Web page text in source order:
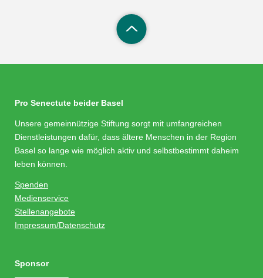
Pro Senectute beider Basel
Unsere gemeinnützige Stiftung sorgt mit umfangreichen
Dienstleistungen dafür, dass ältere Menschen in der Region
Basel so lange wie möglich aktiv und selbstbestimmt daheim
leben können.
Spenden
Medienservice
Stellenangebote
Impressum/Datenschutz
Sponsor